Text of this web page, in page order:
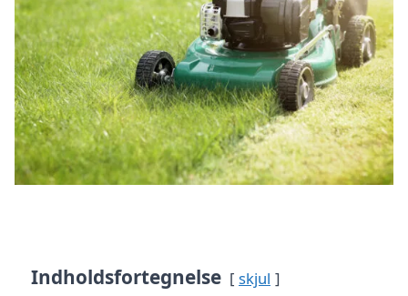
Indholdsfortegnelse skjul